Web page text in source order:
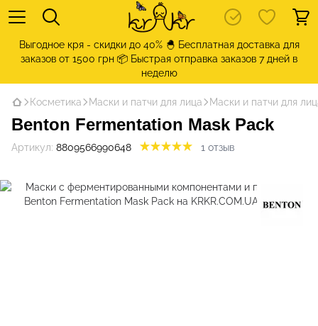
Выгодное кря - скидки до 40% 🐣 Бесплатная доставка для
заказов от 1500 грн 📦 Быстрая отправка заказов 7 дней в
неделю
Косметика Маски и патчи для лица Маски и патчи для
Benton Fermentation Mask Pack
Артикул: 8809566990648 1 отзыв